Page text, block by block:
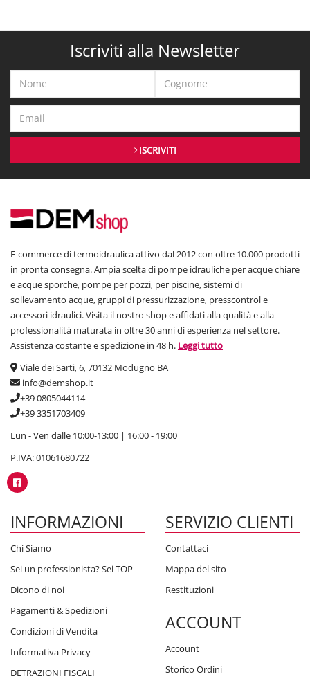
Iscriviti alla Newsletter
ISCRIVITI
E-commerce di termoidraulica attivo dal 2012 con oltre 10.000 prodotti
in pronta consegna. Ampia scelta di pompe idrauliche per acque chiare
e acque sporche, pompe per pozzi, per piscine, sistemi di
sollevamento acque, gruppi di pressurizzazione, presscontrol e
accessori idraulici. Visita il nostro shop e affidati alla qualità e alla
professionalità maturata in oltre 30 anni di esperienza nel settore.
Assistenza costante e spedizione in 48 h. Leggi tutto
Viale dei Sarti, 6, 70132 Modugno BA
info@demshop.it
+39 0805044114
+39 3351703409
Lun - Ven dalle 10:00-13:00 | 16:00 - 19:00
P.IVA: 01061680722
INFORMAZIONI
Chi Siamo
Sei un professionista? Sei TOP
Dicono di noi
Pagamenti & Spedizioni
Condizioni di Vendita
Informativa Privacy
DETRAZIONI FISCALI
SERVIZIO CLIENTI
Contattaci
Mappa del sito
Restituzioni
ACCOUNT
Account
Storico Ordini